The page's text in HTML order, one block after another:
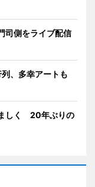
司側をライブ配信
、多幸アートも
しく 20年ぶりの